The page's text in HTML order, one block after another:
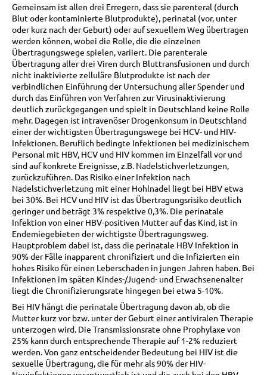
Gemeinsam ist allen drei Erregern, dass sie parenteral (durch
Blut oder kontaminierte Blutprodukte), perinatal (vor, unter
oder kurz nach der Geburt) oder auf sexuellem Weg übertragen
werden können, wobei die Rolle, die die einzelnen
Übertragungswege spielen, variiert. Die parenterale
Übertragung aller drei Viren durch Bluttransfusionen und durch
nicht inaktivierte zelluläre Blutprodukte ist nach der
verbindlichen Einführung der Untersuchung aller Spender und
durch das Einführen von Verfahren zur Virusinaktivierung
deutlich zurückgegangen und spielt in Deutschland keine Rolle
mehr. Dagegen ist intravenöser Drogenkonsum in Deutschland
einer der wichtigsten Übertragungswege bei HCV- und HIV-
Infektionen. Beruflich bedingte Infektionen bei medizinischem
Personal mit HBV, HCV und HIV kommen im Einzelfall vor und
sind auf konkrete Ereignisse, z.B. Nadelstichverletzungen,
zurückzuführen. Das Risiko einer Infektion nach
Nadelstichverletzung mit einer Hohlnadel liegt bei HBV etwa
bei 30%. Bei HCV und HIV ist das Übertragungsrisiko deutlich
geringer und beträgt 3% respektive 0,3%. Die perinatale
Infektion von einer HBV-positiven Mutter auf das Kind, ist in
Endemiegebieten der wichtigste Übertragungsweg.
Hauptproblem dabei ist, dass die perinatale HBV Infektion in
90% der Fälle inapparent chronifiziert und die Infizierten ein
hohes Risiko für einen Leberschaden in jungen Jahren haben. Bei
Infektionen im späten Kindes-/Jugend- und Erwachsenenalter
liegt die Chronifizierungsrate hingegen bei etwa 5-10%.
Bei HIV hängt die perinatale Übertragung davon ab, ob die
Mutter kurz vor bzw. unter der Geburt einer antiviralen Therapie
unterzogen wird. Die Transmissionsrate ohne Prophylaxe von
25% kann durch entsprechende Therapie auf 1-2% reduziert
werden. Von ganz entscheidender Bedeutung bei HIV ist die
sexuelle Übertragung, die für mehr als 90% der HIV-